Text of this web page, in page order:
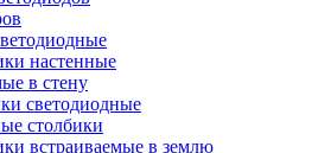
настенные
в стену
светодиодные
столбики
встраиваемые в землю